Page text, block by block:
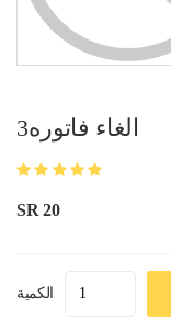
الغاء فاتوره3
SR 20
الكمية